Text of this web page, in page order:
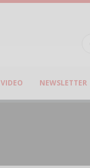
VIDEO NEWSLETTER